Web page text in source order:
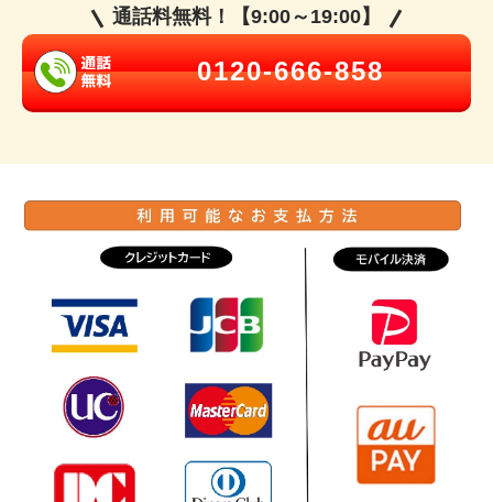
通話料無料！【9:00～19:00】
0120-666-858